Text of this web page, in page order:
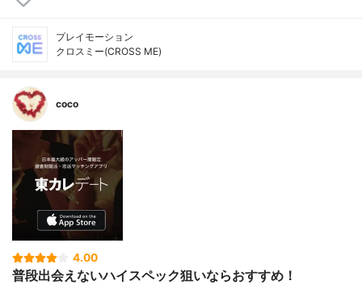
プレイモーション
クロスミー(CROSS ME)
coco
4.00
普段出会えないハイスペック狙いならおすすめ！